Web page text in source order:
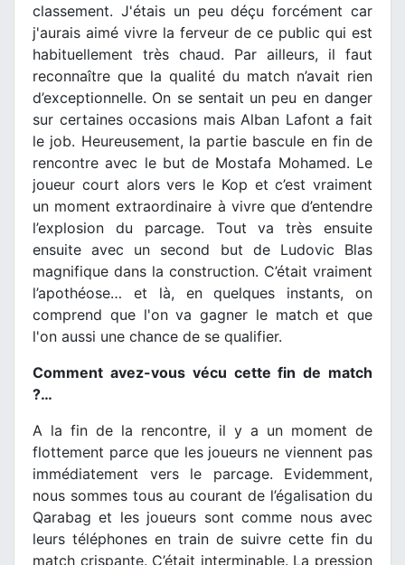
classement. J'étais un peu déçu forcément car
j'aurais aimé vivre la ferveur de ce public qui est
habituellement très chaud. Par ailleurs, il faut
reconnaître que la qualité du match n’avait rien
d’exceptionnelle. On se sentait un peu en danger
sur certaines occasions mais Alban Lafont a fait
le job. Heureusement, la partie bascule en fin de
rencontre avec le but de Mostafa Mohamed. Le
joueur court alors vers le Kop et c’est vraiment
un moment extraordinaire à vivre que d’entendre
l’explosion du parcage. Tout va très ensuite
ensuite avec un second but de Ludovic Blas
magnifique dans la construction. C’était vraiment
l’apothéose… et là, en quelques instants, on
comprend que l'on va gagner le match et que
l'on aussi une chance de se qualifier.
Comment avez-vous vécu cette fin de match
?…
A la fin de la rencontre, il y a un moment de
flottement parce que les joueurs ne viennent pas
immédiatement vers le parcage. Evidemment,
nous sommes tous au courant de l’égalisation du
Qarabag et les joueurs sont comme nous avec
leurs téléphones en train de suivre cette fin du
match crispante. C’était interminable. La pression